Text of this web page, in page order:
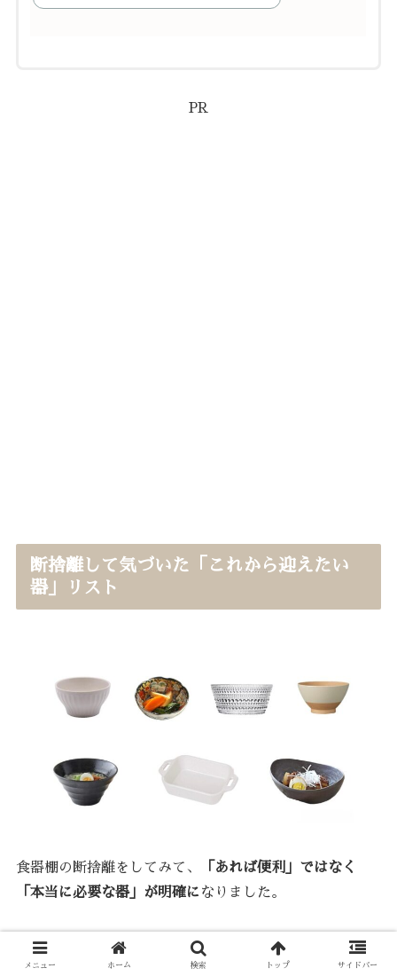
PR
断捨離して気づいた「これから迎えたい
器」リスト
食器棚の断捨離をしてみて、
「あれば便利」ではなく
「本当に必要な器」が明確に なりました。
また、必要だから手元に残したけど心がときめくわけで
はない器もまだあります。
メニュー ホーム 検索 トップ サイドバー